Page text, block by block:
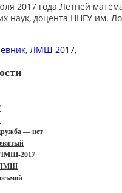
2017 года Летней
наук, доцента ННГУ им.
, ЛМШ-2017,
— нет
ЛМШ-2017
ЛМШ